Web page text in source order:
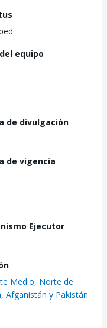
equipo
de divulgación
de vigencia
Ejecutor
Medio, Norte de
Afganistán y Pakistán